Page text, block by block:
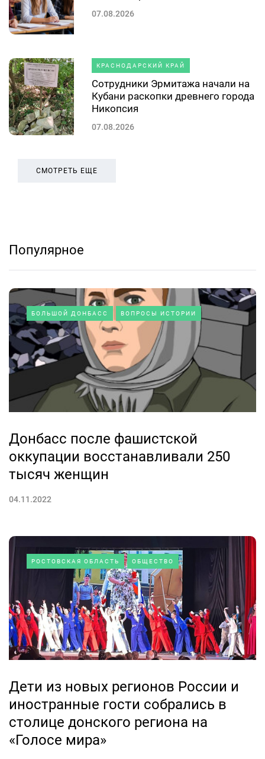
07.08.2026
КРАСНОДАРСКИЙ КРАЙ
Сотрудники Эрмитажа начали на
Кубани раскопки древнего города
Никопсия
07.08.2026
СМОТРЕТЬ ЕЩЕ
Популярное
БОЛЬШОЙ ДОНБАСС ВОПРОСЫ ИСТОРИИ
Донбасс после фашистской
оккупации восстанавливали 250
тысяч женщин
04.11.2022
РОСТОВСКАЯ ОБЛАСТЬ ОБЩЕСТВО
Дети из новых регионов России и
иностранные гости собрались в
столице донского региона на
«Голосе мира»